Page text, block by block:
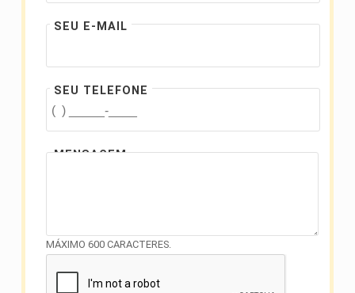
SEU E-MAIL
SEU TELEFONE
MENSAGEM
MÁXIMO 600 CARACTERES.